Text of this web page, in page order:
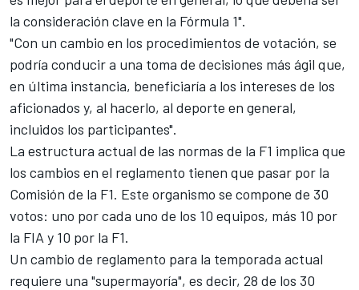
la consideración clave en la Fórmula 1".
"Con un cambio en los procedimientos de votación, se
podría conducir a una toma de decisiones más ágil que,
en última instancia, beneficiaría a los intereses de los
aficionados y, al hacerlo, al deporte en general,
incluidos los participantes".
La estructura actual de las normas de la F1 implica que
los cambios en el reglamento tienen que pasar por la
Comisión de la F1. Este organismo se compone de 30
votos: uno por cada uno de los 10 equipos, más 10 por
la FIA y 10 por la F1.
Un cambio de reglamento para la temporada actual
requiere una "supermayoría", es decir, 28 de los 30